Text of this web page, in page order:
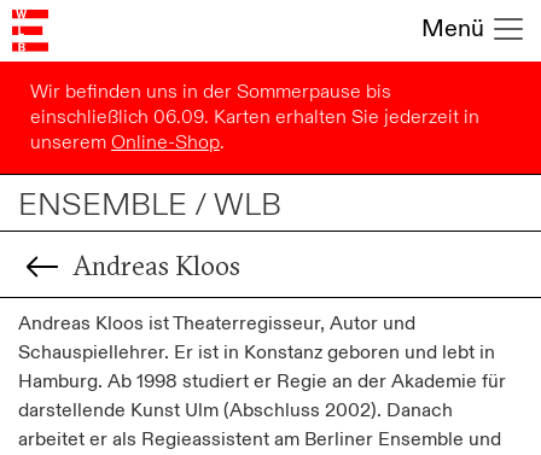
Menü
Wir befinden uns in der Sommerpause bis
einschließlich 06.09. Karten erhalten Sie jederzeit in
unseremOnline-Shop.
ENSEMBLE / WLB
Andreas Kloos
Andreas Kloos ist Theaterregisseur, Autor und
Schauspiellehrer. Er ist in Konstanz geboren und lebt in
Hamburg. Ab 1998 studiert er Regie an der Akademie für
darstellende Kunst Ulm (Abschluss 2002). Danach
arbeitet er als Regieassistent am Berliner Ensemble und